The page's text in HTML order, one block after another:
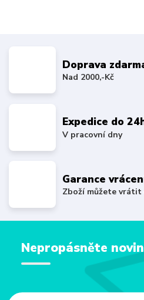
Doprava
Nad 2000,-Kč
Expedice do
V pracovní dny
Garance
Zboží můžete vrátit
Nepropásněte